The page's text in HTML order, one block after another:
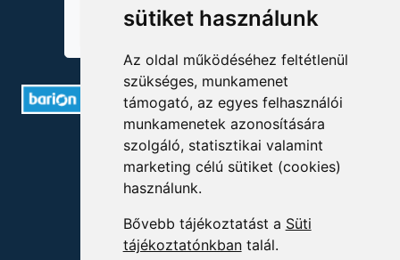
sütiket használunk
Az oldal működéséhez feltétlenül
szükséges, munkamenet
támogató, az egyes felhasználói
munkamenetek azonosítására
szolgáló, statisztikai valamint
marketing célú sütiket (cookies)
használunk.
Bővebb tájékoztatást a Süti
tájékoztatónkbantalál.
ELÉRHETŐSÉGEK
+36 1 880 7600
info@mprx.hu